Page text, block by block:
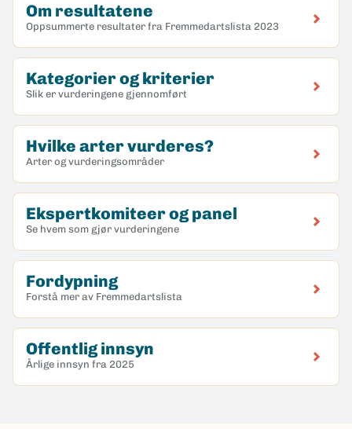
Om resultatene
Oppsummerte resultater fra Fremmedartslista 2023
Kategorier og kriterier
Slik er vurderingene gjennomført
Hvilke arter vurderes?
Arter og vurderingsområder
Ekspertkomiteer og panel
Se hvem som gjør vurderingene
Fordypning
Forstå mer av Fremmedartslista
Offentlig innsyn
Årlige innsyn fra 2025